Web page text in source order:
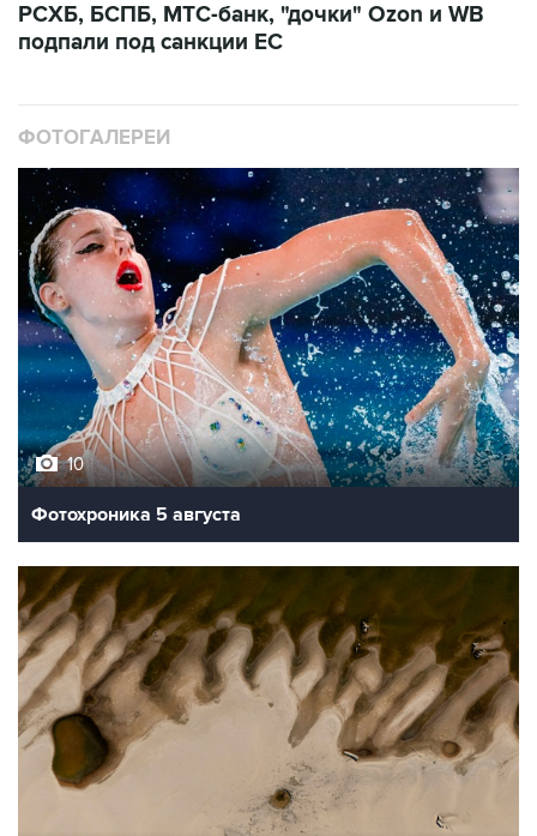
РСХБ, БСПБ, МТС-банк, "дочки" Ozon и WB
подпали под санкции ЕС
ФОТОГАЛЕРЕИ
10
Фотохроника 5 августа